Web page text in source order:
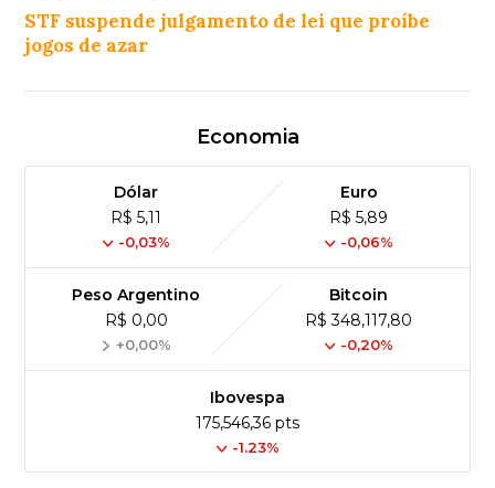
STF suspende julgamento de lei que proíbe
jogos de azar
Economia
Dólar
R$ 5,11
-0,03%
Euro
R$ 5,89
-0,06%
Peso Argentino
R$ 0,00
+0,00%
Bitcoin
R$ 348,117,80
-0,20%
Ibovespa
175,546,36 pts
-1.23%